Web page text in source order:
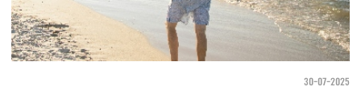
30-07-2025